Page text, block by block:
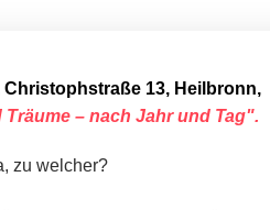
Christophstraße 13, Heilbronn,
Träume – nach Jahr und Tag".
zu welcher?